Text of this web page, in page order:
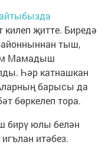
килеп җитте. Биредә
тыш,
Мамадыш
Һәр катнашкан
барысы да
бөркелеп тора.
бирү юлы белән
итәбез.